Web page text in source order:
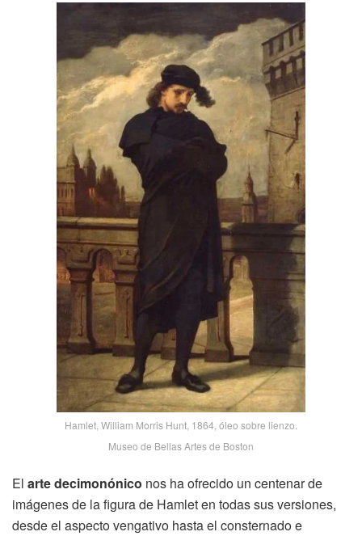
Hamlet, William Morris Hunt, 1864, óleo sobre lienzo.
Museo de Bellas Artes de Boston
El arte decimonónico nos ha ofrecido un centenar de
imágenes de la figura de Hamlet en todas sus versiones,
desde el aspecto vengativo hasta el consternado e